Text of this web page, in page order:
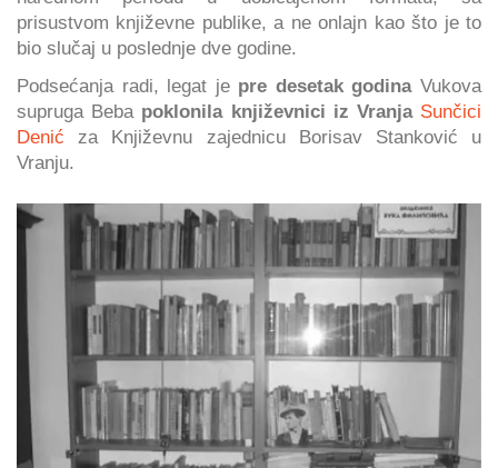
prisustvom književne publike, a ne onlajn kao što je to
bio slučaj u poslednje dve godine.
Podsećanja radi, legat je pre desetak godinaVukova
supruga Beba poklonila književnici iz Vranja Sunčici
Denić za Književnu zajednicu Borisav Stanković u
Vranju.